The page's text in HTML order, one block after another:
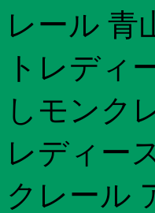
レール 青
トレディ
しモンク
レディー
クレール